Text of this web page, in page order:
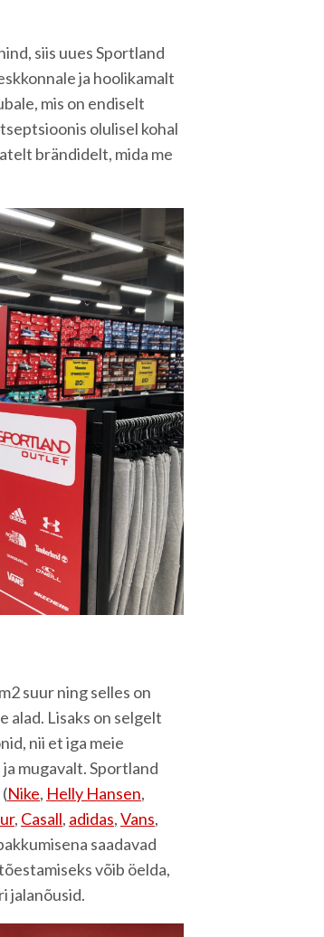
siis uues Sportland
ja hoolikamalt
mis on endiselt
olulisel kohal
brändidelt, mida me
suur ning selles on
alad. Lisaks on selgelt
nii et iga meie
mugavalt. Sportland
Nike, Helly Hansen,
, Casall, adidas,Vans,
saadavad
võib öelda,
jalanõusid.